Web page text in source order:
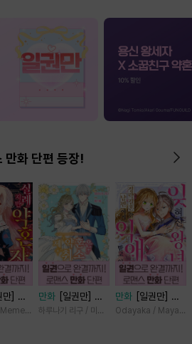
만화 단편 등장!
만] 실
자님,
만화
[일권만] 제
약혼은 취소되었습
하루나기 리구 / 미즈메
만화
[일권만] 잊
혀진 왕녀지만 정
Odayaka / Maya